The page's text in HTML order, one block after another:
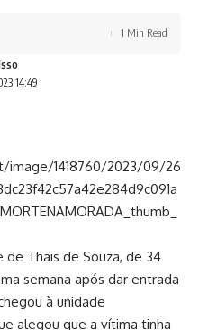
14:49
1 Min Read
image/1418760/2023/09/26
de Thais de Souza, de 34
semana após dar entrada
à unidade
alegou que a vítima tinha